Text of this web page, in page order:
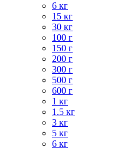
6 кг
15 кг
30 кг
100 г
150 г
200 г
300 г
500 г
600 г
1 кг
1.5 кг
3 кг
5 кг
6 кг